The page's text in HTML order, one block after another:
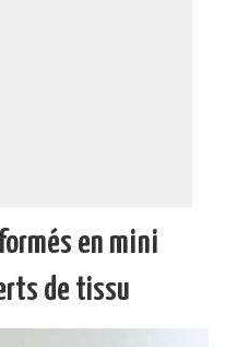
en mini
de tissu